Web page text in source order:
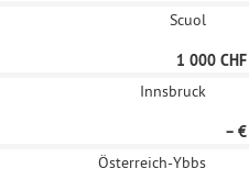
Scuol
1 000 CHF
Innsbruck
– €
Österreich-Ybbs